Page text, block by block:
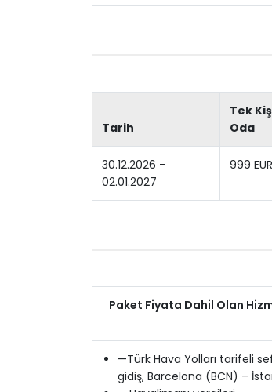
Tarih
Tek
Oda
30.12.2026 -
02.01.2027
999 EUR
Paket Fiyata Dahil Olan
—Türk Hava Yolları tarifeli
gidiş, Barcelona (BCN) –